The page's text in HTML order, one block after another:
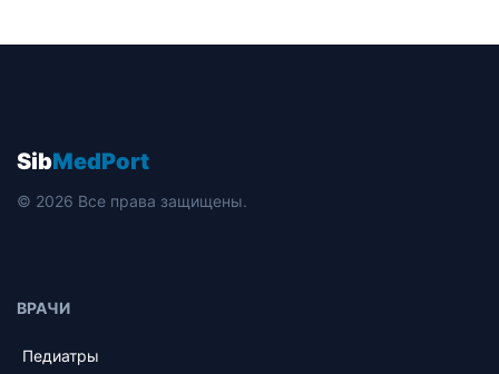
SibMedPort
© 2026 Все права защищены.
ВРАЧИ
Педиатры